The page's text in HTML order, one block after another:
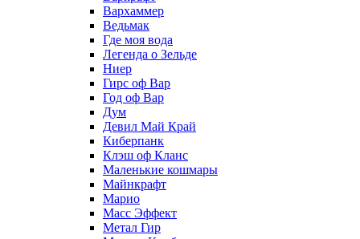
Вархаммер
Ведьмак
Где моя вода
Легенда о Зельде
Ниер
Гирс оф Вар
Год оф Вар
Дум
Девил Май Край
Киберпанк
Клэш оф Кланс
Маленькие кошмары
Майнкрафт
Марио
Масс Эффект
Метал Гир